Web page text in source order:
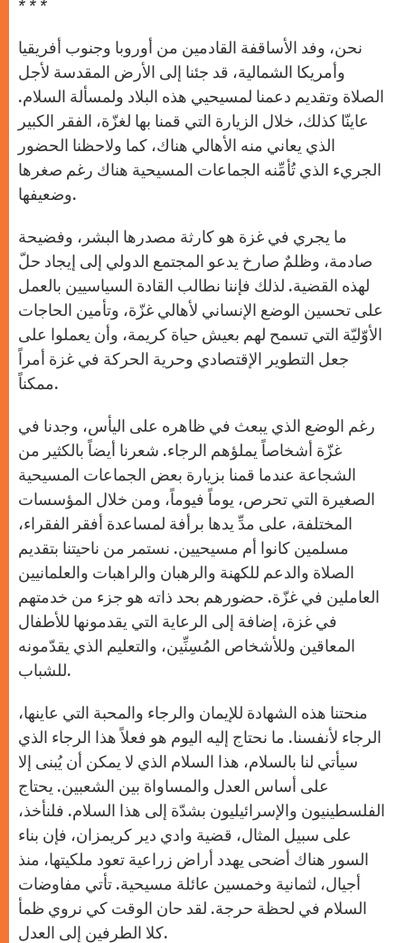
* * *
نحن، وفد الأساقفة القادمين من أوروبا وجنوب أفريقيا
وأمريكا الشمالية، قد جئنا إلى الأرض المقدسة لأجل
الصلاة وتقديم دعمنا لمسيحيي هذه البلاد ولمسألة السلام.
عاينّا كذلك، خلال الزيارة التي قمنا بها لغزّة، الفقر الكبير
الذي يعاني منه الأهالي هناك، كما ولاحظنا الحضور
الجريء الذي تُأمِّنه الجماعات المسيحية هناك رغم صغرها
وضعيفها.
ما يجري في غزة هو كارثة مصدرها البشر، وفضيحة
صادمة، وظلمٌ صارخ يدعو المجتمع الدولي إلى إيجاد حلّ
لهذه القضية. لذلك فإننا نطالب القادة السياسيين بالعمل
على تحسين الوضع الإنساني لأهالي غزّة، وتأمين الحاجات
الأوّليّة التي تسمح لهم بعيش حياة كريمة، وأن يعملوا على
جعل التطوير الإقتصادي وحرية الحركة في غزة أمراً
ممكناً.
رغم الوضع الذي يبعث في ظاهره على اليأس، وجدنا في
غزّة أشخاصاً يملؤهم الرجاء. شعرنا أيضاً بالكثير من
الشجاعة عندما قمنا بزيارة بعض الجماعات المسيحية
الصغيرة التي تحرص، يوماً فيوماً، ومن خلال المؤسسات
المختلفة، على مدِّ يدها برأفة لمساعدة أفقر الفقراء،
مسلمين كانوا أم مسيحيين. نستمر من ناحيتنا بتقديم
الصلاة والدعم للكهنة والرهبان والراهبات والعلمانيين
العاملين في غزّة. حضورهم بحد ذاته هو جزء من خدمتهم
في غزة، إضافة إلى الرعاية التي يقدمونها للأطفال
المعاقين وللأشخاص المُسِنِّين، والتعليم الذي يقدّمونه
للشباب.
منحتنا هذه الشهادة للإيمان والرجاء والمحبة التي عاينها،
الرجاء لأنفسنا. ما نحتاج إليه اليوم هو فعلاً هذا الرجاء الذي
سيأتي لنا بالسلام، هذا السلام الذي لا يمكن أن يُبنى إلا
على أساس العدل والمساواة بين الشعبين. يحتاج
الفلسطينيون والإسرائيليون بشدّة إلى هذا السلام. فلنأخذ،
على سبيل المثال، قضية وادي دير كريمزان، فإن بناء
السور هناك أضحى يهدد أراض زراعية تعود ملكيتها، منذ
أجيال، لثمانية وخمسين عائلة مسيحية. تأتي مفاوضات
السلام في لحظة حرجة. لقد حان الوقت كي نروي ظمأ
كلا الطرفين إلى العدل.